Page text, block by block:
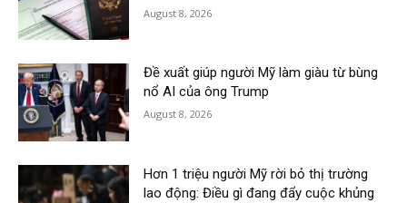
August 8, 2026
Đề xuất giúp người Mỹ làm giàu từ bùng
nổ AI của ông Trump
August 8, 2026
Hơn 1 triệu người Mỹ rời bỏ thị trường
lao động: Điều gì đang đẩy cuộc khủng